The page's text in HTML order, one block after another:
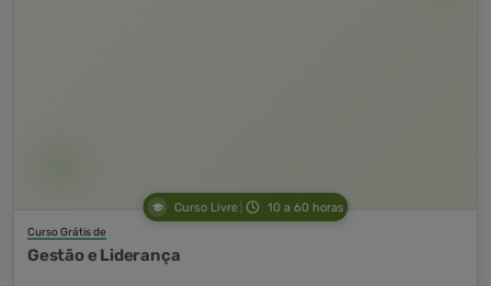
Curso Livre 10 a 60 horas
Curso Grátis de
Gestão e Liderança